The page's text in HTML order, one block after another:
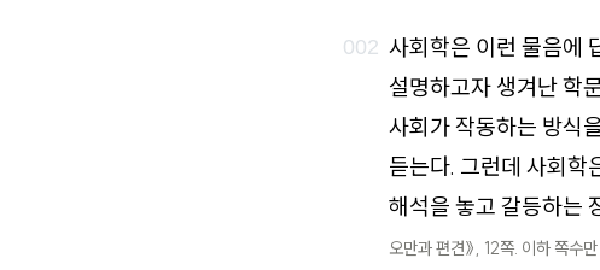
사회학은 이런 물음에
설명하고자 생겨난 학
사회가 작동하는 방식
듣는다. 그런데 사회학
해석을 놓고 갈등하는
오만과 편견》, 12쪽. 이하 쪽수